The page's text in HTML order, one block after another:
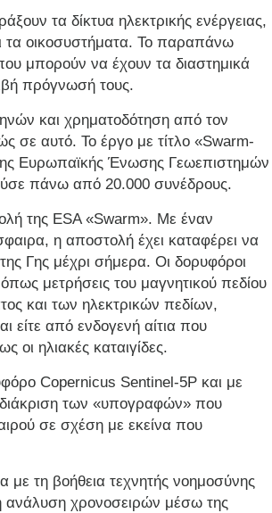
τα δίκτυα ηλεκτρικής ενέργειας,
τα οικοσυστήματα. Το παραπάνω
μπορούν να έχουν τα διαστημικά
πρόγνωσή τους.
και χρηματοδότηση από τον
σε αυτό. Το έργο με τίτλο «Swarm-
Ευρωπαϊκής Ένωσης Γεωεπιστημών
πάνω από 20.000 συνέδρους.
της ESA «Swarm». Με έναν
η αποστολή έχει καταφέρει να
Γης μέχρι σήμερα. Οι δορυφόροι
μετρήσεις του μαγνητικού πεδίου
και των ηλεκτρικών πεδίων,
είτε από ενδογενή αίτια που
οι ηλιακές καταιγίδες.
Copernicus Sentinel-5P και με
των «υπογραφών» που
σε σχέση με εκείνα που
με τη βοήθεια τεχνητής νοημοσύνης
χρονοσειρών μέσω της